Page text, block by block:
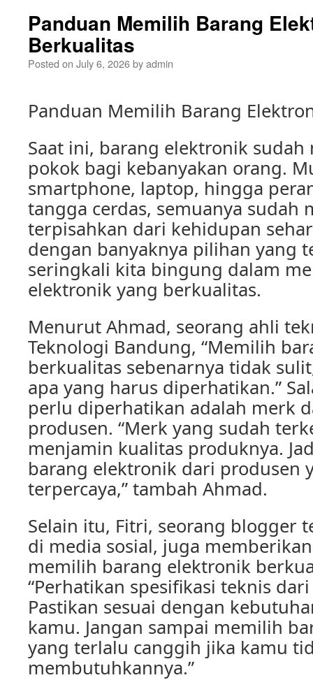
Panduan Memilih Barang
Berkualitas
Posted on July 6, 2026byadmin
Panduan Memilih Barang
Saat ini, barang elektronik
pokok bagi kebanyakan orang.
smartphone, laptop, hingga
tangga cerdas, semuanya sudah
terpisahkan dari kehidupan
dengan banyaknya pilihan yang
seringkali kita bingung dalam
elektronik yang berkualitas.
Menurut Ahmad, seorang ahli
Teknologi Bandung, “Memilih
berkualitas sebenarnya tidak
apa yang harus diperhatikan.”
perlu diperhatikan adalah merk
produsen. “Merk yang sudah
menjamin kualitas produknya.
barang elektronik dari produsen
terpercaya,” tambah Ahmad.
Selain itu, Fitri, seorang blogger
di media sosial, juga
memilih barang elektronik
“Perhatikan spesifikasi teknis
Pastikan sesuai dengan
kamu. Jangan sampai memilih
yang terlalu canggih jika kamu
membutuhkannya.”